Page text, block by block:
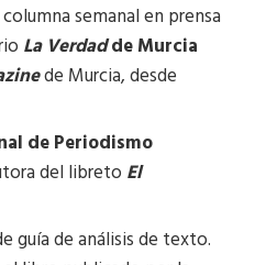
semanal en prensa
La Verdadde Murcia
de Murcia, desde
de Periodismo
del libreto El
guía de análisis de texto.